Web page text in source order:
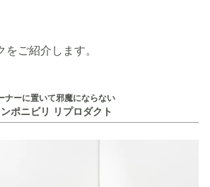
ご紹介します。
ナーに置いて邪魔にならない
ンポニビリ リプロダクト